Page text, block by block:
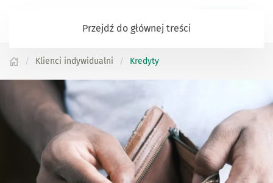
Przejdź do głównej treści
Klienci indywidualni Kredyty